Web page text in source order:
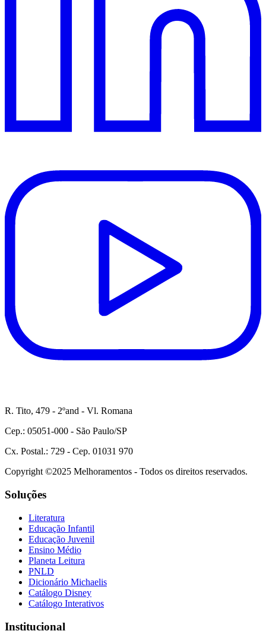
R. Tito, 479 - 2ºand - Vl. Romana
Cep.: 05051-000 - São Paulo/SP
Cx. Postal.: 729 - Cep. 01031 970
Copyright ©2025 Melhoramentos - Todos os direitos reservados.
Soluções
Literatura
Educação Infantil
Educação Juvenil
Ensino Médio
Planeta Leitura
PNLD
Dicionário Michaelis
Catálogo Disney
Catálogo Interativos
Institucional